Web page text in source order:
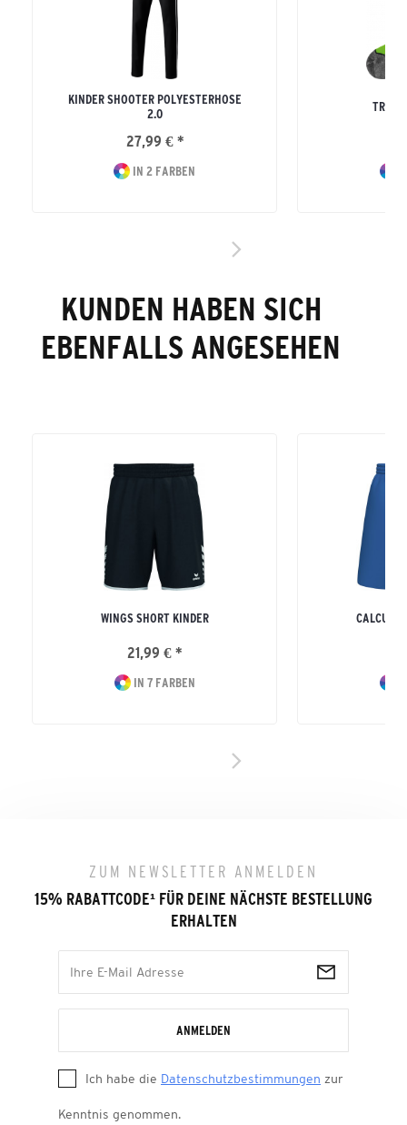
KINDER SHOOTER POLYESTERHOSE
2.0
27,99 € *
IN 2 FARBEN
KUNDEN HABEN SICH
EBENFALLS ANGESEHEN
WINGS SHORT KINDER
21,99 € *
IN 7 FARBEN
ZUM NEWSLETTER ANMELDEN
15% RABATTCODE¹ FÜR DEINE NÄCHSTE BESTELLUNG
ERHALTEN
ANMELDEN
Ich habe die Datenschutzbestimmungen zur
Kenntnis genommen.